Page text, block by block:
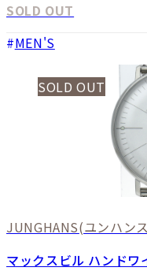
SOLD OUT
MEN'S
SOLD OUT
JUNGHANS(ユンハン
マックスビル ハンド